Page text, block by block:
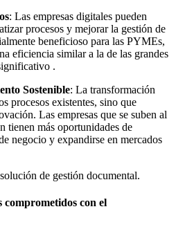
: Las empresas digitales pueden
procesos y mejorar la gestión de
beneficioso para las PYMEs,
eficiencia similar a la de las grandes
.
Sostenible: La transformación
procesos existentes, sino que
Las empresas que se suben al
tienen más oportunidades de
negocio y expandirse en mercados
comprometidos con el